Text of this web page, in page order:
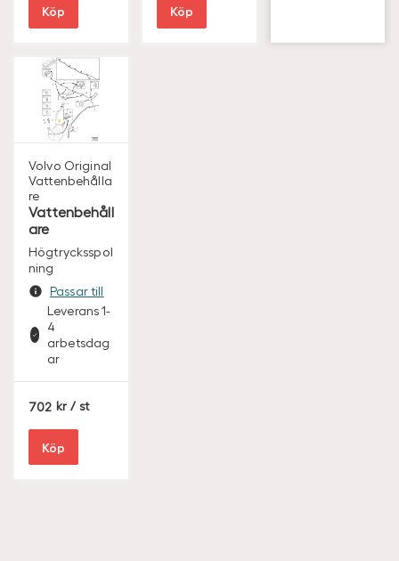
Köp Köp
Volvo Original
Vattenbehålla
re
Vattenbehåll
are
Högtrycksspol
ning
Passar till
Leverans 1-
4
arbetsdag
ar
702 S / st
Köp